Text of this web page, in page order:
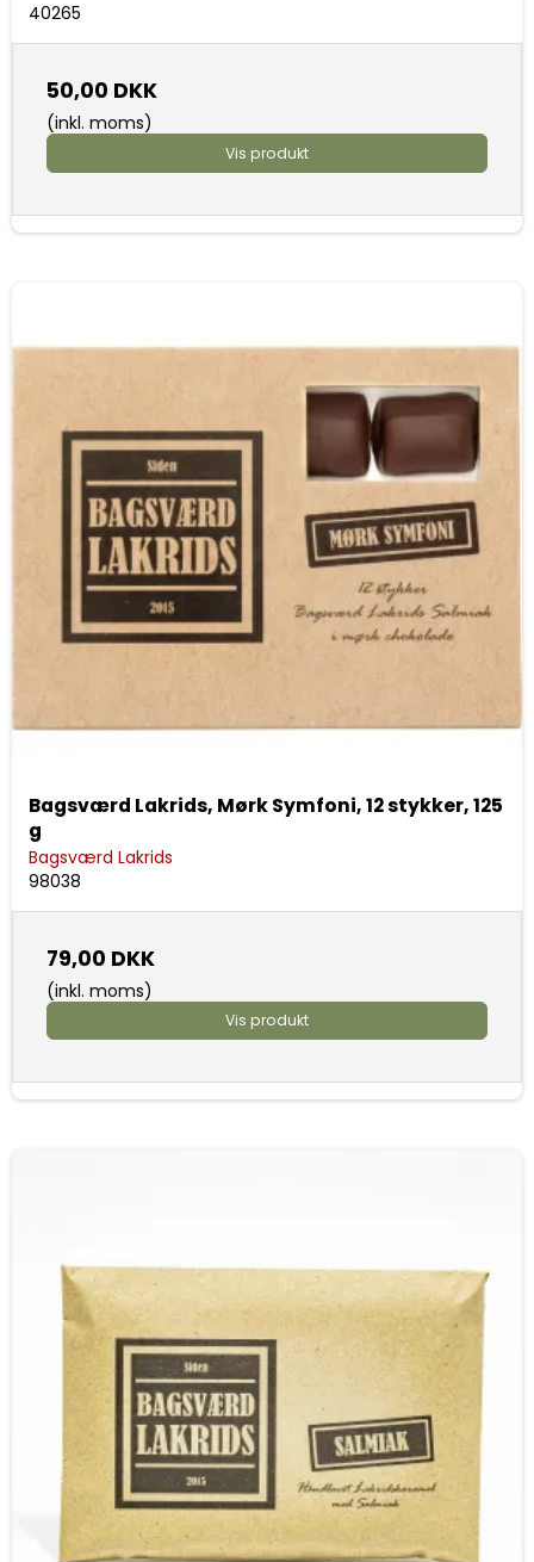
40265
50,00 DKK
(inkl. moms)
Vis produkt
Bagsværd Lakrids, Mørk Symfoni, 12 stykker, 125
g
Bagsværd Lakrids
98038
79,00 DKK
(inkl. moms)
Vis produkt